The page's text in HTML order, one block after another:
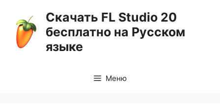
содержимому
Скачать FL Studio 20
бесплатно на Русском
языке
Меню